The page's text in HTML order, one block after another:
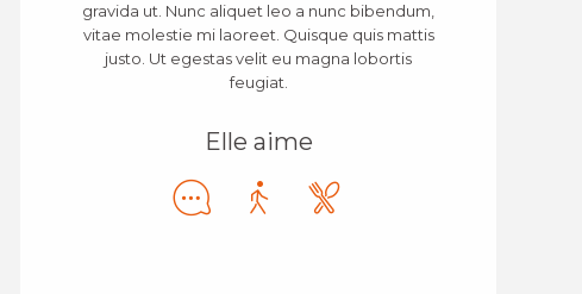
gravida ut. Nunc aliquet leo a nunc bibendum,
vitae molestie mi laoreet. Quisque quis mattis
justo. Ut egestas velit eu magna lobortis
feugiat.
Elle aime